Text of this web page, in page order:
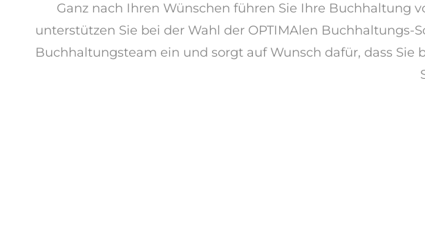
Ganz nach Ihren Wünschen führen Sie Ihre Buchhaltung
unterstützen Sie bei der Wahl der OPTIMAlen
Buchhaltungsteam ein und sorgt auf Wunsch dafür, dass